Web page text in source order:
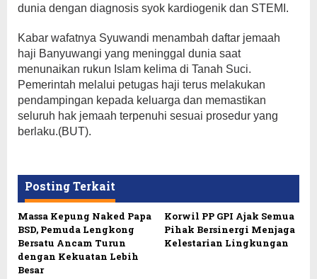
dunia dengan diagnosis syok kardiogenik dan STEMI.
Kabar wafatnya Syuwandi menambah daftar jemaah
haji Banyuwangi yang meninggal dunia saat
menunaikan rukun Islam kelima di Tanah Suci.
Pemerintah melalui petugas haji terus melakukan
pendampingan kepada keluarga dan memastikan
seluruh hak jemaah terpenuhi sesuai prosedur yang
berlaku.(BUT).
Posting Terkait
Massa Kepung Naked Papa
BSD, Pemuda Lengkong
Bersatu Ancam Turun
dengan Kekuatan Lebih
Besar
Korwil PP GPI Ajak Semua
Pihak Bersinergi Menjaga
Kelestarian Lingkungan